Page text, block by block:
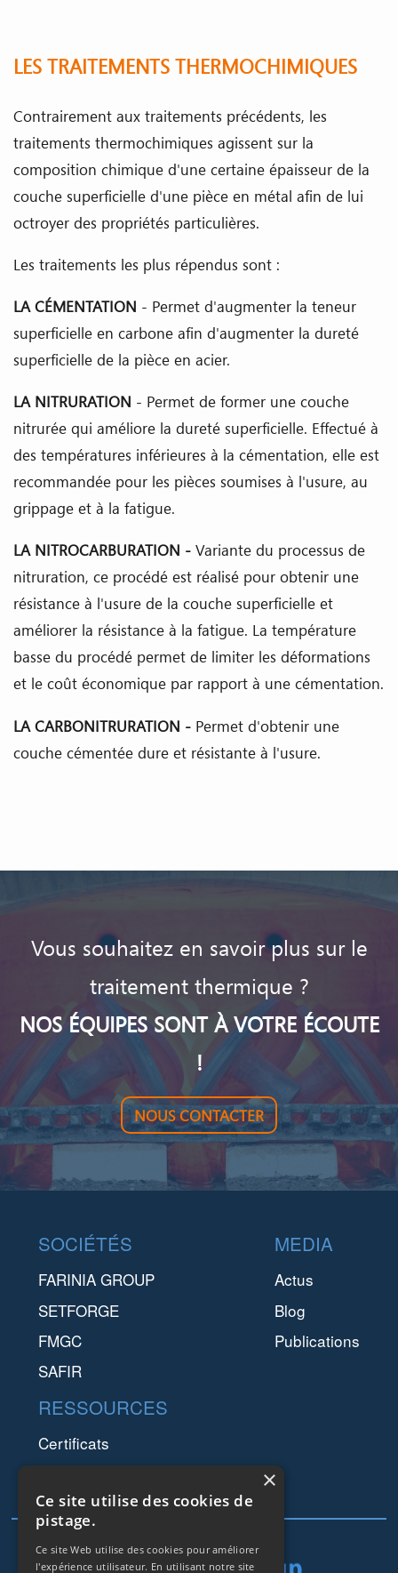
LES TRAITEMENTS THERMOCHIMIQUES
Contrairement aux traitements précédents, les
traitements thermochimiques agissent sur la
composition chimique d'une certaine épaisseur de la
couche superficielle d'une pièce en métal afin de lui
octroyer des propriétés particulières.
Les traitements les plus répendus sont :
LA CÉMENTATION - Permet d'augmenter la teneur
superficielle en carbone afin d'augmenter la dureté
superficielle de la pièce en acier.
LA NITRURATION - Permet de former une couche
nitrurée qui améliore la dureté superficielle. Effectué à
des températures inférieures à la cémentation, elle est
recommandée pour les pièces soumises à l'usure, au
grippage et à la fatigue.
LA NITROCARBURATION - Variante du processus de
nitruration, ce procédé est réalisé pour obtenir une
résistance à l'usure de la couche superficielle et
améliorer la résistance à la fatigue. La température
basse du procédé permet de limiter les déformations
et le coût économique par rapport à une cémentation.
LA CARBONITRURATION - Permet d'obtenir une
couche cémentée dure et résistante à l'usure.
Vous souhaitez en savoir plus sur le
traitement thermique ?
NOS ÉQUIPES SONT À VOTRE ÉCOUTE
!
NOUS CONTACTER
Footer
SOCIÉTÉS
FARINIA GROUP
SETFORGE
FMGC
SAFIR
MEDIA
Actus
Blog
Publications
RESSOURCES
Certificats
Mentions Légales
RGPD
Ce site utilise des cookies de
pistage.
Ce site Web utilise des cookies pour améliorer
l'expérience utilisateur. En utilisant notre site
×